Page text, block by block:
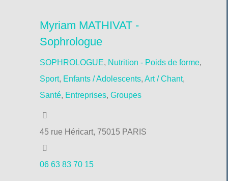
Myriam MATHIVAT -
Sophrologue
SOPHROLOGUE, Nutrition - Poids de forme,
Sport, Enfants / Adolescents, Art / Chant,
Santé, Entreprises, Groupes
45 rue Héricart, 75015 PARIS
06 63 83 70 15